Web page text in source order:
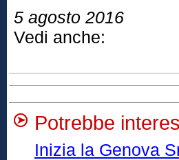
5 agosto 2016
Vedi anche:
Potrebbe
Inizia la Genova